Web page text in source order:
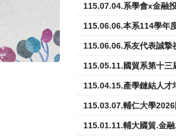
115.07.04.系學會x金融
115.06.06.本系114學年
115.06.06.系友代表誠摯
115.05.11.國貿系第十三
115.04.15.產學鏈結人才
115.03.07.輔仁大學
115.01.11.輔大國貿.金